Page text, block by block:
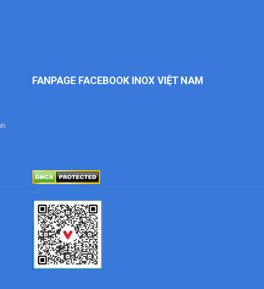
FANPAGE FACEBOOK INOX VIỆT NAM